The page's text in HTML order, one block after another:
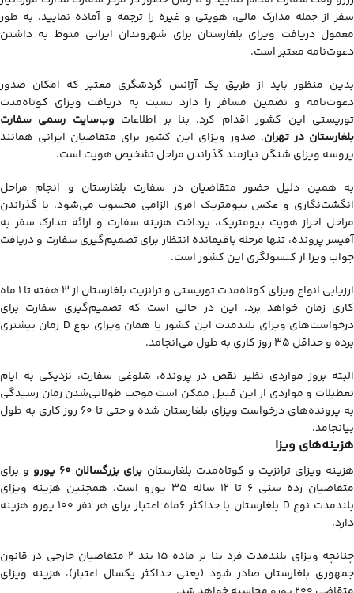
سفر از جمله مدارک مالی، هویتی و غیره را ترجمه و آماده نمایید. به طور
معمول دریافت ویزای بلغارستان برای شهروندان ایرانی منوط به داشتن
دعوت‌نامه معتبر است.
بدین منظور باید از طریق یک آژانس گردشگری معتبر که امکان صدور
دعوت‌نامه و تضمین مسافر را دارد نسبت به دریافت ویزای کوتاه‌مدت
توریستی این کشور اقدام کرد. بنا بر اطلاعات وب‌سایت رسمی سفارت
بلغارستان در تهران، صدور ویزای این کشور برای متقاضیان ایرانی همانند
پروسه ویزای شنگن نیازمند گذراندن مراحل تشخیص هویت است.
به همین دلیل حضور متقاضیان در سفارت بلغارستان و انجام مراحل
انگشت‎‌نگاری و عکس بیومتریک امری الزامی محسوب می‌شود. با گذراندن
مراحل احراز هویت بیومتریک، پرداخت هزینه سفارت و ارائه مدارک سفر به
آفیسر پرونده، تنها مرحله باقیمانده انتظار برای تصمیم‌گیری سفارت و دریافت
جواب ویزا از کنسولگری این کشور است.
ارزیابی انواع ویزای کوتاه‌مدت توریستی و ترانزیت بلغارستان از ۳ هفته تا ۱ ماه
کاری زمان خواهد برد. این در حالی است که تصمیم‌گیری سفارت برای
درخواست‌های ویزای بلندمدت این کشور یا همان ویزای نوع D زمان بیشتری
برده و حداقل ۳۵ روز کاری به طول می‌انجامد.
البته بروز مواردی نظیر نقص در پرونده، شلوغی سفارت، نزدیکی به ایام
تعطیلات و مواردی از این قبیل ممکن است موجب طولانی‌شدن زمان رسیدگی
به پرونده‌های درخواست ویزای بلغارستان شده و حتی تا ۶۰ روز کاری به طول
بیانجامد.
هزینه‌های ویزا
هزینه ویزای ترانزیت و کوتاه‌مدت بلغارستان برای بزرگسالان ۶۰ یورو
و برای
متقاضیان رده سنی ۶ تا ۱۲ ساله ۳۵ یورو است. همچنین هزینه ویزای
بلندمدت نوع D بلغارستان با حداکثر ۶ماه اعتبار برای هر نفر ۱۰۰ یورو هزینه
دارد.
چنانچه ویزای بلندمدت فرد بنا بر ماده ۱۵ بند ۲ متقاضیان خارجی در قانون
جمهوری بلغارستان صادر شود (یعنی حداکثر یکسال اعتبار)، هزینه ویزای